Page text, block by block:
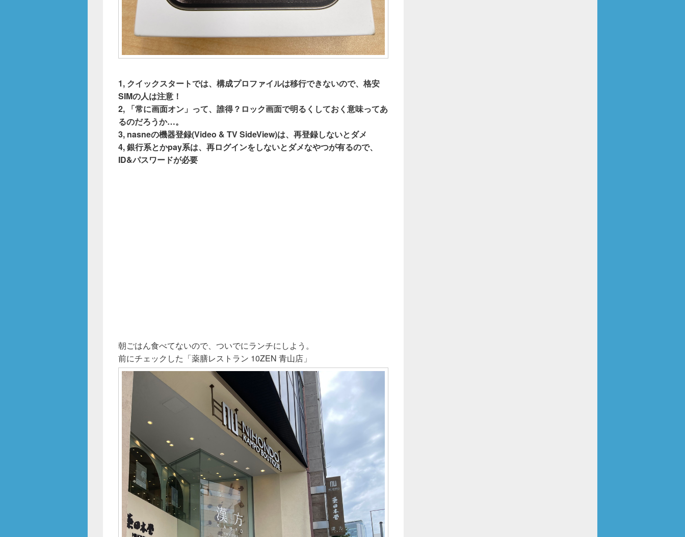
1, クイックスタートでは、構成プロファイルは移行できないので、格安
SIMの人は注意！
2, 「常に画面オン」って、誰得？ロック画面で明るくしておく意味ってあ
るのだろうか…。
3, nasneの機器登録(Video & TV SideView)は、再登録しないとダメ
4, 銀行系とかpay系は、再ログインをしないとダメなやつが有るので、
ID&パスワードが必要
朝ごはん食べてないので、ついでにランチにしよう。
前にチェックした「薬膳レストラン 10ZEN 青山店」